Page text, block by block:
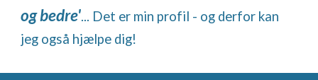
og bedre'... Det er min profil - og derfor kan
jeg også hjælpe dig!